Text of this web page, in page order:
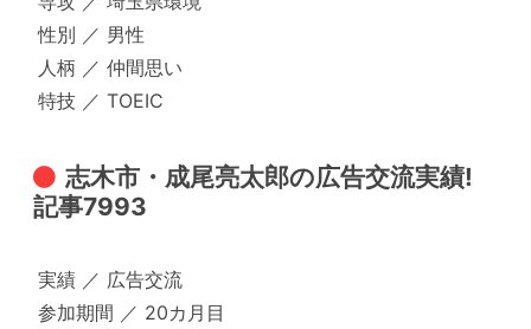
性別 ／ 男性
人柄 ／ 仲間思い
特技 ／ TOEIC
志木市・成尾亮太郎の広告交流実績!
記事7993
実績 ／ 広告交流
参加期間 ／ 20カ月目